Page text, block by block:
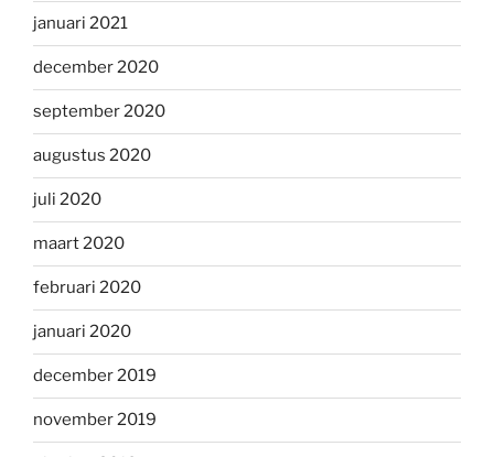
januari 2021
december 2020
september 2020
augustus 2020
juli 2020
maart 2020
februari 2020
januari 2020
december 2019
november 2019